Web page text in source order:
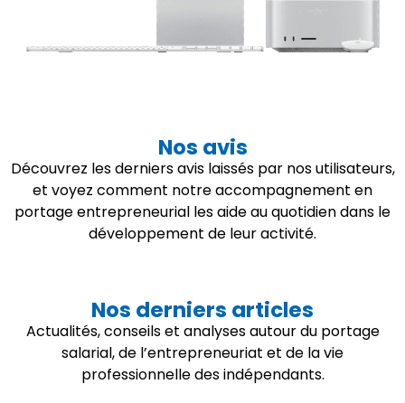
Nos avis
Découvrez les derniers avis laissés par nos utilisateurs,
et voyez comment notre accompagnement en
portage entrepreneurial les aide au quotidien dans le
développement de leur activité.
Nos derniers articles
Actualités, conseils et analyses autour du portage
salarial, de l’entrepreneuriat et de la vie
professionnelle des indépendants.